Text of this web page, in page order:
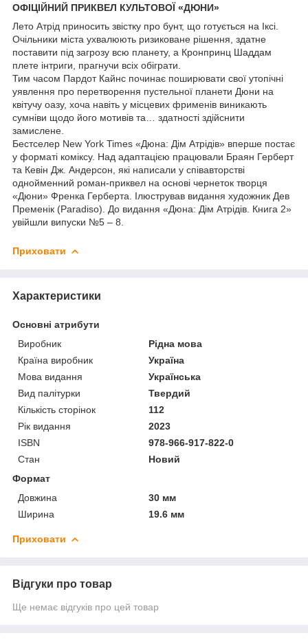
ОФІЦІЙНИЙ ПРИКВЕЛ КУЛЬТОВОЇ «ДЮНИ»
Лето Атрід приносить звістку про бунт, що готується на Іксі.
Очільники міста ухвалюють ризиковане рішення, здатне
поставити під загрозу всю планету, а Кронпринц Шаддам
плете інтриги, прагнучи всіх обіграти.
Тим часом Пардот Кайнс починає поширювати свої утопічні
уявлення про перетворення пустельної планети Дюни на
квітучу оазу, хоча навіть у місцевих фрименів виникають
сумніви щодо його мотивів та… здатності здійснити
замислене.
Бестселер New York Times «Дюна: Дім Атрідів» вперше постає
у форматі коміксу. Над адаптацією працювали Браян Герберт
та Кевін Дж. Андерсон, які написали у співавторстві
однойменний роман-приквел на основі чернеток творця
«Дюни» Френка Герберта. Ілюстрував видання художник Дев
Пременік (Paradiso). До видання «Дюна: Дім Атрідів. Книга 2»
увійшли випуски №5 – 8.
Приховати
Характеристики
Основні атрибути
Виробник
Рідна мова
Країна виробник
Україна
Мова видання
Українська
Вид палітурки
Твердий
Кількість сторінок
112
Рік видання
2023
ISBN
978-966-917-822-0
Стан
Новий
Формат
Довжина
30 мм
Ширина
19.6 мм
Приховати
Відгуки про товар
Ще немає відгуків про цей товар